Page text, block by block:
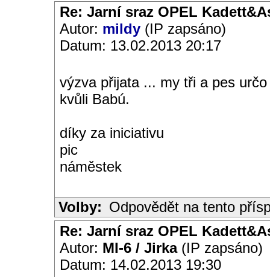
Re: Jarní sraz OPEL
Autor: mildy (IP zapsáno)
Datum: 13.02.2013 20:17
výzva přijata ... my tři a pes
kvůli Babú.
díky za iniciativu
pic
náměstek
Volby: Odpovědět na tento
Re: Jarní sraz OPEL
Autor: MI-6 / Jirka(IP zapsáno)
Datum: 14.02.2013 19:30